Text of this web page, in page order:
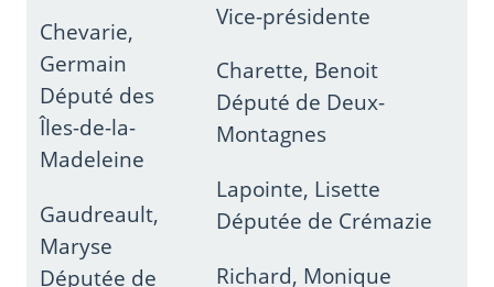
Chevarie,
Germain
Député des
Îles-de-la-
Madeleine
Gaudreault,
Maryse
Députée de
Vice-présidente
Charette, Benoit
Député de Deux-
Montagnes
Lapointe, Lisette
Députée de Crémazie
Richard, Monique